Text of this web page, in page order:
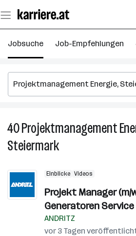
Seiteninhalt
springen
Jobsuche Job-Empfehlungen
40Projektmanagement
Steiermark
Einblicke Videos
Projekt Manager (m/
Generatoren Service
ANDRITZ
vor 3 Tagen